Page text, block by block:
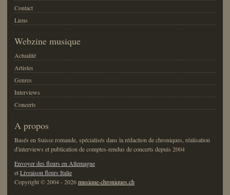
Contact
Liens
Webzine musique
Actualité
Artistes
Genres
Interviews
Concerts
A propos
Basés en Suisse romande, spécialisés dans la rédaction de chroniques, réalisation
d'interviews et publication de comptes-rendus de concerts depuis 2004
Envoyer des fleurs en Allemagne
etLivraison fleurs Italie
Copyright © 2004 - 2026musique-chroniques.ch